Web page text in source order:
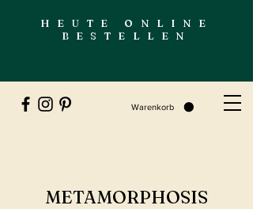
HEUTE ONLINE
BESTELLEN
Warenkorb
METAMORPHOSIS